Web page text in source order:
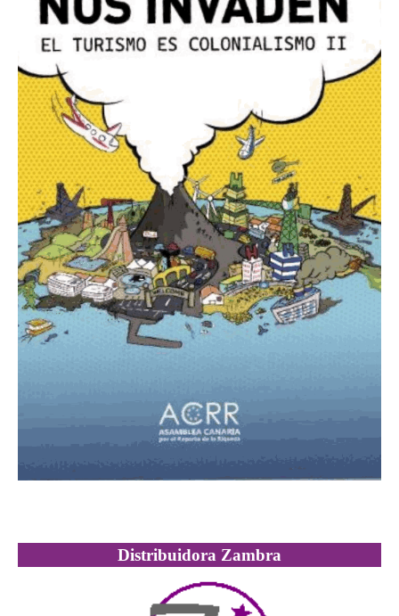
Distribuidora Zambra